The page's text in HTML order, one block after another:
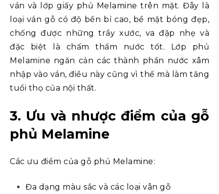
ván và lớp giấy phủ Melamine trên mặt. Đây là
loại ván gỗ có độ bền bỉ cao, bề mặt bóng đẹp,
chống được những trầy xước, va đập nhẹ và
đặc biệt là chấm thấm nước tốt. Lớp phủ
Melamine ngăn cản các thành phần nước xâm
nhập vào ván, điều này cũng vì thế mà làm tăng
tuổi thọ của nội thất.
3. Ưu và nhược điểm của gỗ
phủ Melamine
Các ưu điểm của gỗ phủ Melamine:
Đa dạng màu sắc và các loại vân gỗ